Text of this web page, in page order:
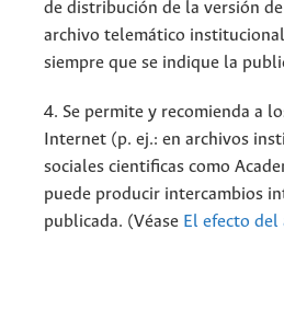
de distribución de la versión
archivo telemático
siempre que se indique la
4. Se permite y recomienda a
Internet (p. ej.: en archivos
sociales cientificas como
puede producir intercambios
publicada. (Véase El efecto del